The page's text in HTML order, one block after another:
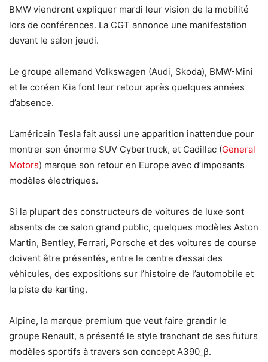
BMW viendront expliquer mardi leur vision de la mobilité
lors de conférences. La CGT annonce une manifestation
devant le salon jeudi.
Le groupe allemand Volkswagen (Audi, Skoda), BMW-Mini
et le coréen Kia font leur retour après quelques années
d’absence.
L’américain Tesla fait aussi une apparition inattendue pour
montrer son énorme SUV Cybertruck, et Cadillac (General
Motors) marque son retour en Europe avec d’imposants
modèles électriques.
Si la plupart des constructeurs de voitures de luxe sont
absents de ce salon grand public, quelques modèles Aston
Martin, Bentley, Ferrari, Porsche et des voitures de course
doivent être présentés, entre le centre d’essai des
véhicules, des expositions sur l’histoire de l’automobile et
la piste de karting.
Alpine, la marque premium que veut faire grandir le
groupe Renault, a présenté le style tranchant de ses futurs
modèles sportifs à travers son concept A390_β.